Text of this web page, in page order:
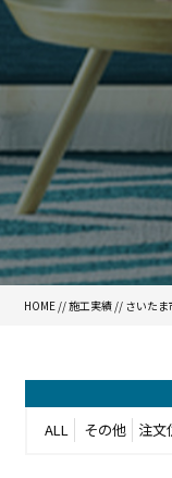
HOME //施工実績 // さいた
ALL その他 注文